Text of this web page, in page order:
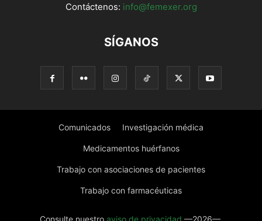
Contáctenos: info@femexer.org
SÍGANOS
Comunicados Investigación médica
Medicamentos huérfanos
Trabajo con asociaciones de pacientes
Trabajo con farmacéuticas
Consulte nuestro aviso de privacidad —2026—.